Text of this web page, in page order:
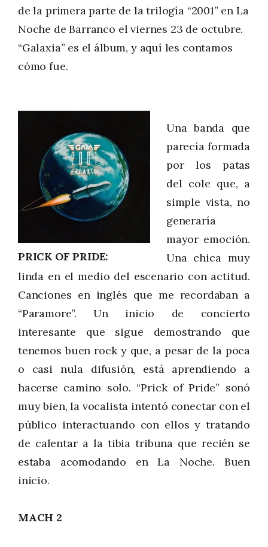
de la primera parte de la trilogía “2001” en La
Noche de Barranco el viernes 23 de octubre.
“Galaxia” es el álbum, y aquí les contamos
cómo fue.
PRICK OF PRIDE
Una banda que
parecía formada
por los patas
del cole que, a
simple vista, no
generaría
mayor emoción.
Una chica muy
linda en el medio del escenario con actitud.
Canciones en inglés que me recordaban a
“Paramore”. Un inicio de concierto
interesante que sigue demostrando que
tenemos buen rock y que, a pesar de la poca
o casi nula difusión, está aprendiendo a
hacerse camino solo. “Prick of Pride” sonó
muy bien, la vocalista intentó conectar con el
público interactuando con ellos y tratando
de calentar a la tibia tribuna que recién se
estaba acomodando en La Noche. Buen
inicio.
MACH 2